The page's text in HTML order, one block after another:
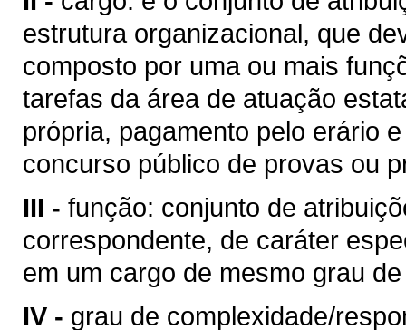
estrutura organizacional, que
composto por uma ou mais
tarefas da área de atuação
própria, pagamento pelo erário
concurso público de provas ou
III - função: conjunto de
correspondente, de caráter
em um cargo de mesmo grau
IV - grau de complexidade/